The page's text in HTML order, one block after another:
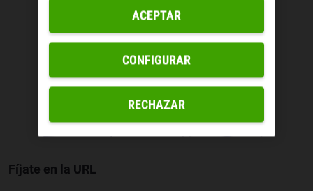
Fíjate en la URL
RECHAZAR
ACEPTAR
CONFIGURAR